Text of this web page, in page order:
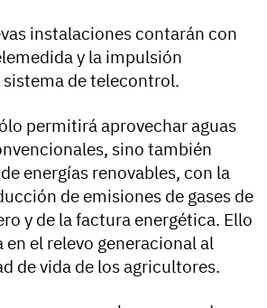
instalaciones contarán con
y la impulsión
de telecontrol.
permitirá aprovechar aguas
sino también
energías renovables, con la
de emisiones de gases de
y de la factura energética. Ello
en el relevo generacional al
de vida de los agricultores.